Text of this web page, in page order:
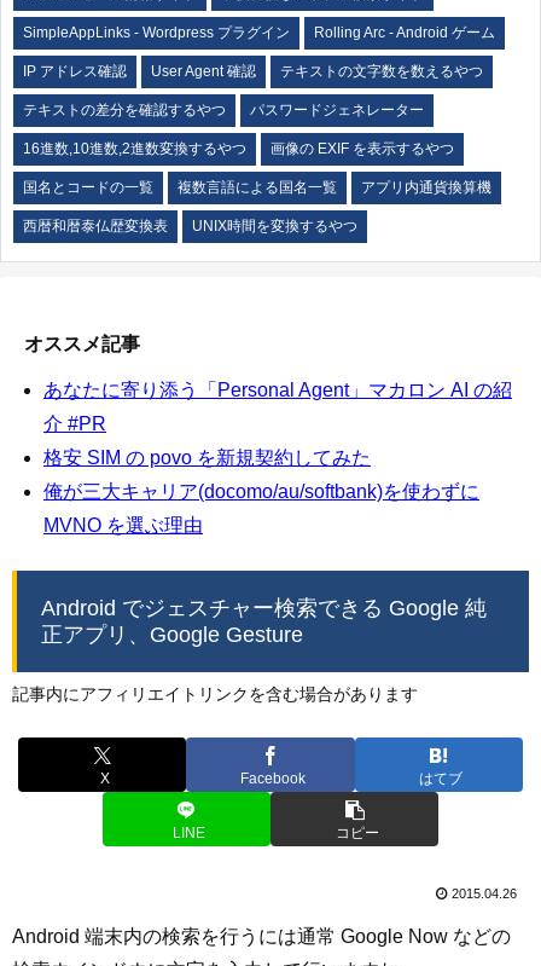
SimpleAppLinks - Wordpress プラグイン Rolling Arc - Android ゲーム
IP アドレス確認 User Agent 確認 テキストの文字数を数えるやつ
テキストの差分を確認するやつ パスワードジェネレーター
16進数,10進数,2進数変換するやつ 画像の EXIF を表示するやつ
国名とコードの一覧 複数言語による国名一覧 アプリ内通貨換算機
西暦和暦泰仏歴変換表 UNIX時間を変換するやつ
オススメ記事
あなたに寄り添う「Personal Agent」マカロン AI の紹
介 #PR
格安 SIM の povo を新規契約してみた
俺が三大キャリア(docomo/au/softbank)を使わずに
MVNO を選ぶ理由
Android でジェスチャー検索できる Google 純
正アプリ、Google Gesture
記事内にアフィリエイトリンクを含む場合があります
X Facebook はてブ
LINE コピー
2015.04.26
Android 端末内の検索を行うには通常 Google Now などの